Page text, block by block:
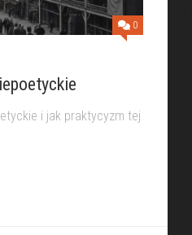
0
i jak praktycyzm tej